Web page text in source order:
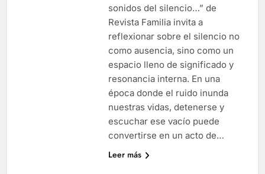
sonidos del silencio…” de
Revista Familia invita a
reflexionar sobre el silencio no
como ausencia, sino como un
espacio lleno de significado y
resonancia interna. En una
época donde el ruido inunda
nuestras vidas, detenerse y
escuchar ese vacío puede
convertirse en un acto de…
Leer más